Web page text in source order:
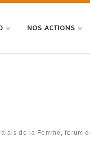
NOS ACTIONS
de la Femme, forum